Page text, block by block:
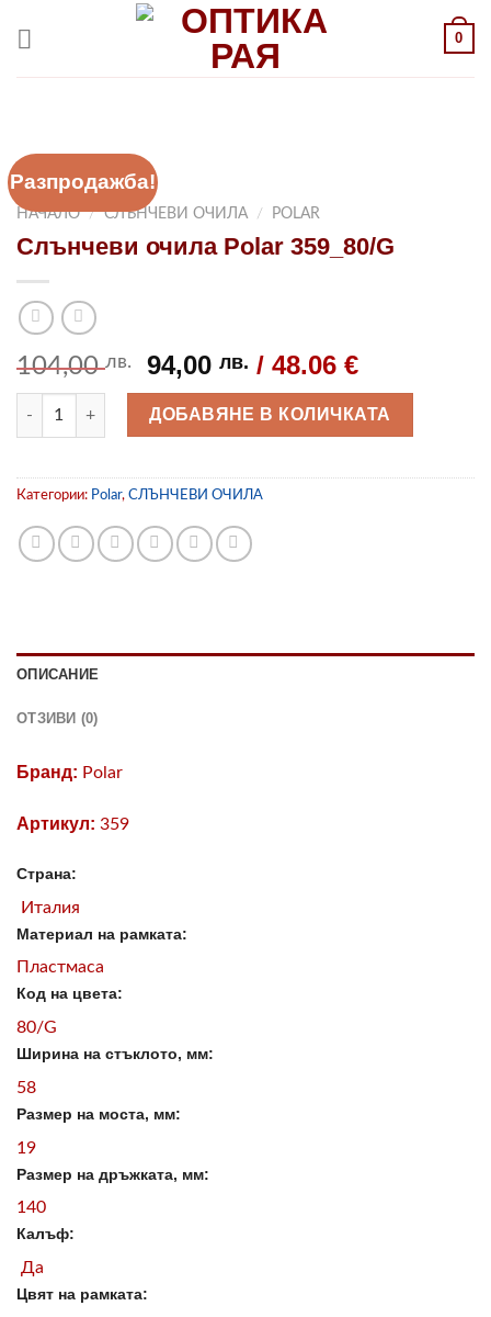
0
Разпродажба!
НАЧАЛО / СЛЪНЧЕВИ ОЧИЛА / POLAR
Слънчеви очила Polar 359_80/G
104,00лв.
Original
price
was:
104,00 лв..
94,00лв. Текущата
цена
е:
94,00 лв..
/ 48.06 €
количество за Слънчеви очила Polar 359_80/G
ДОБАВЯНЕ В КОЛИЧКАТА
Категории: Polar, СЛЪНЧЕВИ ОЧИЛА
ОПИСАНИЕ
ОТЗИВИ (0)
Бранд: Polar
Артикул: 359
Страна:
Италия
Материал на рамката:
Пластмаса
Код на цвета:
80/G
Ширина на стъклото, мм:
58
Размер на моста, мм:
19
Размер на дръжката, мм:
140
Калъф:
Да
Цвят на рамката: